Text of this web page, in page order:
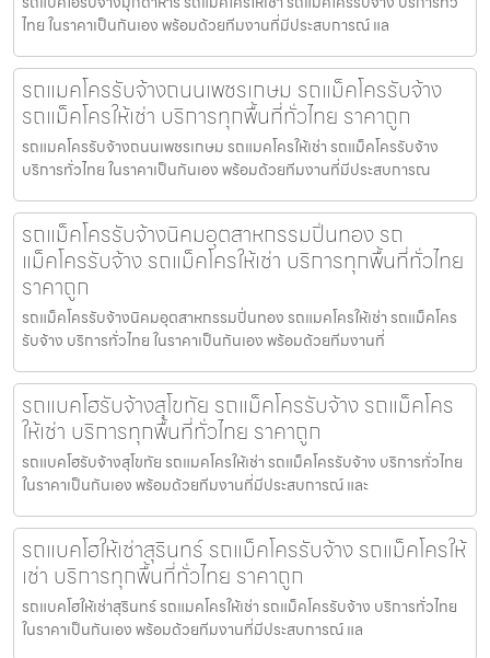
ไทย ในราคาเป็นกันเอง พร้อมด้วยทีมงานที่มีประสบการณ์ แล
รถแมคโครรับจ้างถนนเพชรเกษม รถแม็คโครรับจ้าง
รถแม็คโครให้เช่า บริการทุกพื้นที่ทั่วไทย ราคาถูก
รถแมคโครรับจ้างถนนเพชรเกษม รถแมคโครให้เช่า รถแม็คโครรับจ้าง
บริการทั่วไทย ในราคาเป็นกันเอง พร้อมด้วยทีมงานที่มีประสบการณ
รถแม็คโครรับจ้างนิคมอุตสาหกรรมปิ่นทอง รถ
แม็คโครรับจ้าง รถแม็คโครให้เช่า บริการทุกพื้นที่ทั่วไทย
ราคาถูก
รถแม็คโครรับจ้างนิคมอุตสาหกรรมปิ่นทอง รถแมคโครให้เช่า รถแม็คโคร
รับจ้าง บริการทั่วไทย ในราคาเป็นกันเอง พร้อมด้วยทีมงานที่
รถแบคโฮรับจ้างสุโขทัย รถแม็คโครรับจ้าง รถแม็คโคร
ให้เช่า บริการทุกพื้นที่ทั่วไทย ราคาถูก
รถแบคโฮรับจ้างสุโขทัย รถแมคโครให้เช่า รถแม็คโครรับจ้าง บริการทั่วไทย
ในราคาเป็นกันเอง พร้อมด้วยทีมงานที่มีประสบการณ์ และ
รถแบคโฮให้เช่าสุรินทร์ รถแม็คโครรับจ้าง รถแม็คโครให้
เช่า บริการทุกพื้นที่ทั่วไทย ราคาถูก
รถแบคโฮให้เช่าสุรินทร์ รถแมคโครให้เช่า รถแม็คโครรับจ้าง บริการทั่วไทย
ในราคาเป็นกันเอง พร้อมด้วยทีมงานที่มีประสบการณ์ แล